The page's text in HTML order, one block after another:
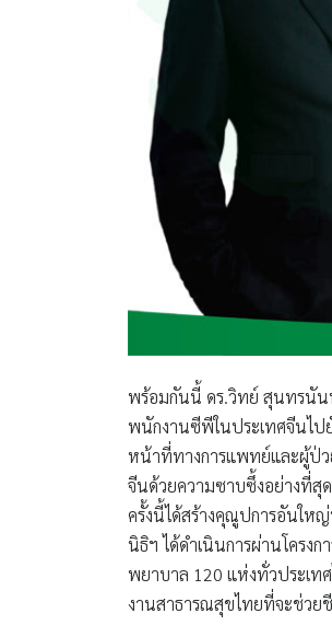
พร้อมกันนี้ ดร.วิทย์ สุนทรนั
พนักงานซีพีในประเทศจีนไป
หน้าที่ทางการแพทย์และผู้ป่ว
จีนด้วยความซาบซึ้งอย่างที่สุด
ครั้งนี้ได้สร้างคุณูปการอันให
นิธิฯ ได้ดำเนินการผ่านโครงก
พยาบาล 120 แห่งทั่วประเท
งานสาธารณสุขไทยที่จะช่วย